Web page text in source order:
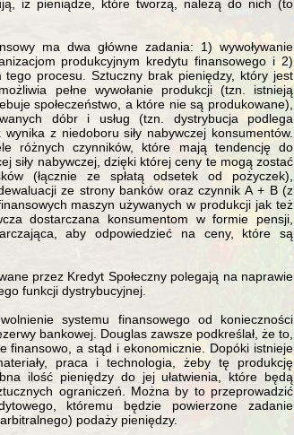
iż pieniądze, które tworzą, należą do nich (to
ma dwa główne zadania: 1) wywoływanie
produkcyjnym kredytu finansowego i 2)
procesu. Sztuczny brak pieniędzy, który jest
pełne wywołanie produkcji (tzn. istnieją
społeczeństwo, a które nie są produkowane),
dóbr i usług (tzn. dystrybucja podlega
z niedoboru siły nabywczej konsumentów.
różnych czynników, które mają tendencję do
siły nabywczej, dzięki której ceny te mogą zostać
(łącznie ze spłatą odsetek od pożyczek),
ze strony banków oraz czynnik A + B (z
maszyn używanych w produkcji jak też
dostarczana konsumentom w formie pensji,
aby odpowiedzieć na ceny, które są
przez Kredyt Społeczny polegają na naprawie
funkcji dystrybucyjnej.
systemu finansowego od konieczności
bankowej. Douglas zawsze podkreślał, że to,
finansowo, a stąd i ekonomicznie. Dopóki istnieje
praca i technologia, żeby tę produkcję
ilość pieniędzy do jej ułatwienia, które będą
ograniczeń. Można by to przeprowadzić
któremu będzie powierzone zadanie
podaży pieniędzy.